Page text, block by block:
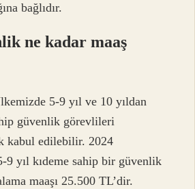
bağlıdır.
ne kadar maaş
5-9 yıl ve 10 yıldan
güvenlik görevlileri
kabul edilebilir. 2024
9 yıl kıdeme sahip bir güvenlik
maaşı 25.500 TL’dir.